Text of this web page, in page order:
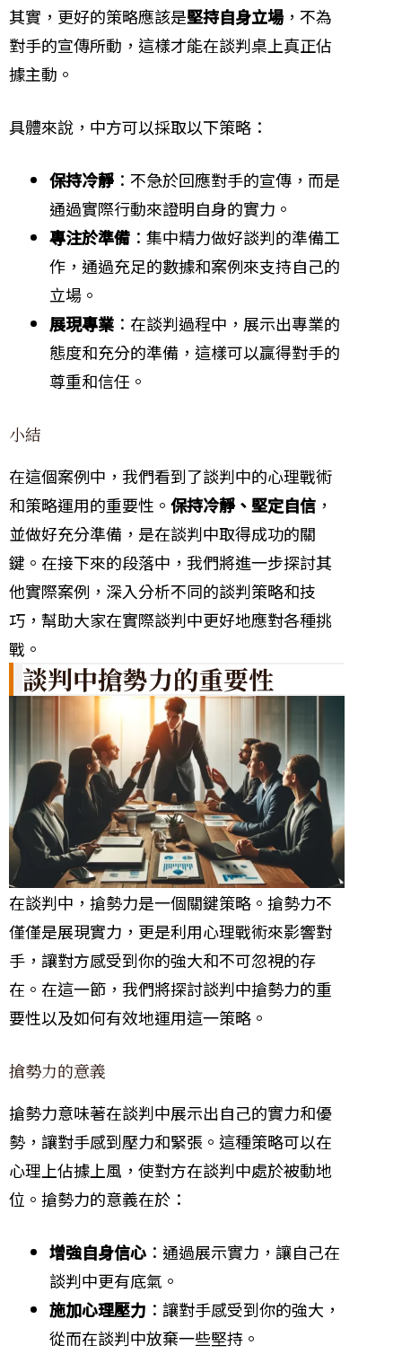
其實，更好的策略應該是堅持自身立場，不為
對手的宣傳所動，這樣才能在談判桌上真正佔
據主動。
具體來說，中方可以採取以下策略：
保持冷靜 ：不急於回應對手的宣傳，而是
通過實際行動來證明自身的實力。
專注於準備 ：集中精力做好談判的準備工
作，通過充足的數據和案例來支持自己的
立場。
展現專業 ：在談判過程中，展示出專業的
態度和充分的準備，這樣可以贏得對手的
尊重和信任。
小結
在這個案例中，我們看到了談判中的心理戰術
和策略運用的重要性。 保持冷靜、堅定自信 ，
並做好充分準備，是在談判中取得成功的關
鍵。在接下來的段落中，我們將進一步探討其
他實際案例，深入分析不同的談判策略和技
巧，幫助大家在實際談判中更好地應對各種挑
戰。
談判中搶勢力的重要性
在談判中，搶勢力是一個關鍵策略。搶勢力不
僅僅是展現實力，更是利用心理戰術來影響對
手，讓對方感受到你的強大和不可忽視的存
在。在這一節，我們將探討談判中搶勢力的重
要性以及如何有效地運用這一策略。
搶勢力的意義
搶勢力意味著在談判中展示出自己的實力和優
勢，讓對手感到壓力和緊張。這種策略可以在
心理上佔據上風，使對方在談判中處於被動地
位。搶勢力的意義在於：
增強自身信心 ：通過展示實力，讓自己在
談判中更有底氣。
施加心理壓力 ：讓對手感受到你的強大，
從而在談判中放棄一些堅持。